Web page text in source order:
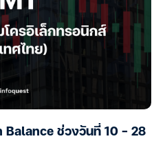
Balance ช่วงวันที่ 10 – 28